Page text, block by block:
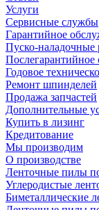
Услуги
Сервисные службы
Гарантийное
Пуско-наладочные
Годовое
Ремонт шпинделей
Продажа запчастей
Дополнительные
Купить в лизинг
Кредитование
Мы производим
О производстве
Ленточные пилы
Углеродистые